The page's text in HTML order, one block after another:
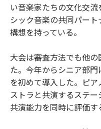
い音楽家たちの文化交
シック音楽の共同パー
構想を持っている。
大会は審査方法でも他
た。今年からシニア部
を初めて導入した。ピ
ストラと共演するステ
共演能力を同時に評価す